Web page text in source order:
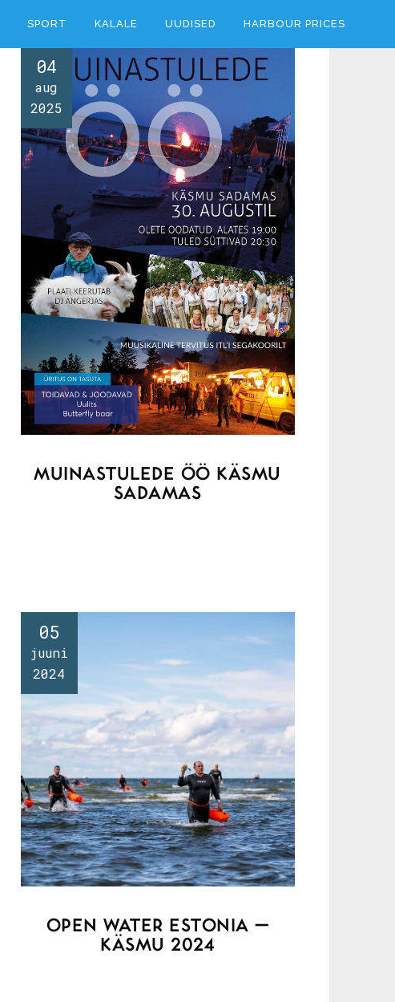
SPORT KALALE UUDISED HARBOUR PRICES
04
aug
2025
MUINASTULEDE ÖÖ KÄSMU
SADAMAS
05
juuni
2024
OPEN WATER ESTONIA –
KÄSMU 2024